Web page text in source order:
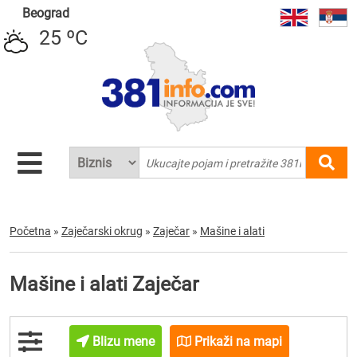
Beograd
25 ºC
Početna » Zaječarski okrug » Zaječar » Mašine i alati
Mašine i alati Zaječar
Blizu mene Prikaži na mapi